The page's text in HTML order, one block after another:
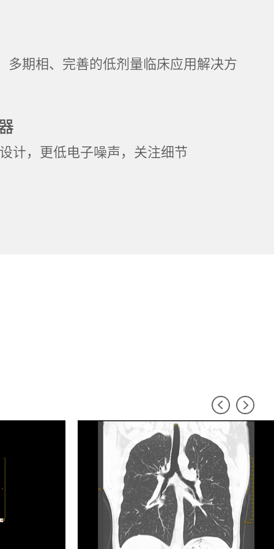
多期相、完善的低剂量临床应用解决方
计，更低电子噪声，关注细节